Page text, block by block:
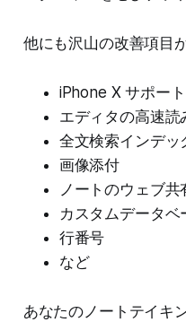
他にも沢山の改善項目
iPhone X サポート
エディタの高速読
全文検索インデッ
画像添付
ノートのウェブ共
カスタムデータベ
行番号
など
あなたのノートテイキ